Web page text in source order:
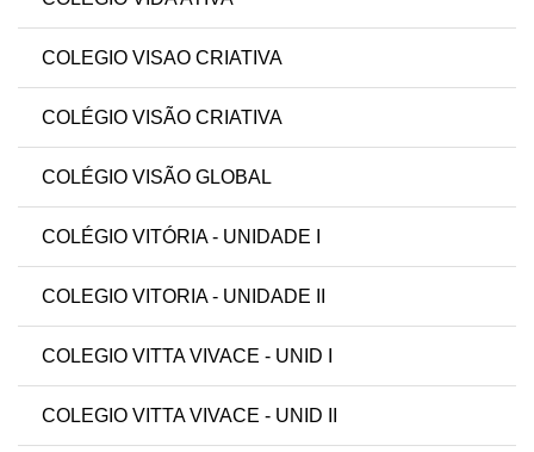
COLEGIO VISAO CRIATIVA
COLÉGIO VISÃO CRIATIVA
COLÉGIO VISÃO GLOBAL
COLÉGIO VITÓRIA - UNIDADE I
COLEGIO VITORIA - UNIDADE II
COLEGIO VITTA VIVACE - UNID I
COLEGIO VITTA VIVACE - UNID II